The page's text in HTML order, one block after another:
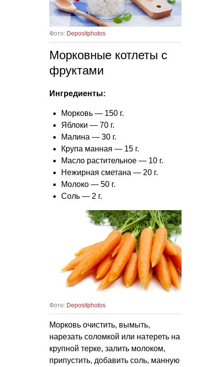
Фото: Depositphotos
Морковные котлеты с
фруктами
Ингредиенты:
Морковь — 150 г.
Яблоки — 70 г.
Малина — 30 г.
Крупа манная — 15 г.
Масло растительное — 10 г.
Нежирная сметана — 20 г.
Молоко — 50 г.
Соль — 2 г.
Фото: Depositphotos
Морковь очистить, вымыть,
нарезать соломкой или натереть на
крупной терке, залить молоком,
припустить, добавить соль, манную